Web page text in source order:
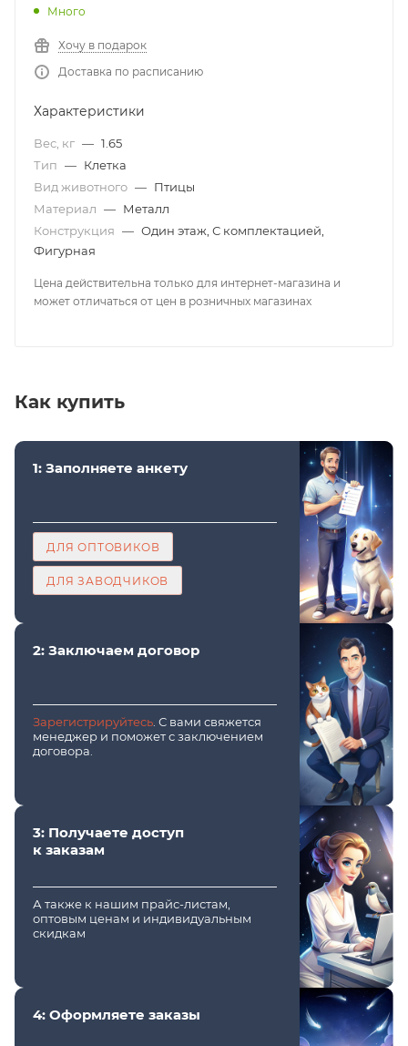
Много
Хочу в подарок
Доставка по расписанию
Характеристики
Вес, кг — 1.65
Тип — Клетка
Вид животного — Птицы
Материал — Металл
Конструкция — Один этаж, С комплектацией,
Фигурная
Цена действительна только для интернет-магазина и
может отличаться от цен в розничных магазинах
Как купить
1: Заполняете анкету
ДЛЯ ОПТОВИКОВ
ДЛЯ ЗАВОДЧИКОВ
2: Заключаем договор
Зарегистрируйтесь . С вами свяжется
менеджер и поможет с заключением
договора.
3: Получаете доступ
к заказам
А также к нашим прайс-листам,
оптовым ценам и индивидуальным
скидкам
4: Оформляете заказы